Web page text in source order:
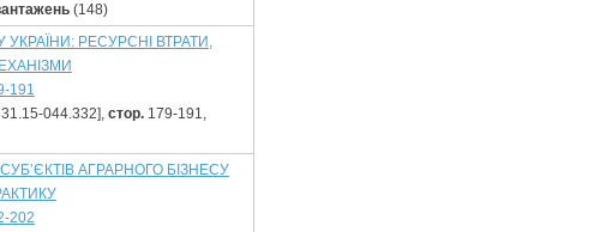
(148)
РЕСУРСНІ ВТРАТИ,
191
044.332], стор.179-191,
АГРАРНОГО БІЗНЕСУ
202